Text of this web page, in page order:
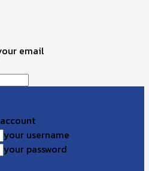
email
your username
your password